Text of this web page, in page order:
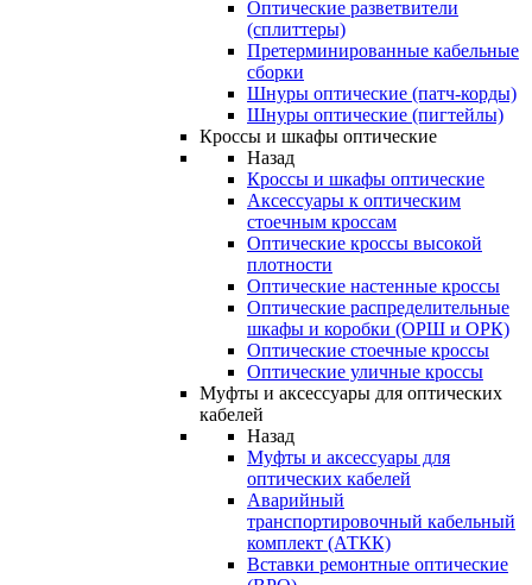
Оптические разветвители
(сплиттеры)
Претерминированные кабельные
сборки
Шнуры оптические (патч-корды)
Шнуры оптические (пигтейлы)
Кроссы и шкафы оптические
Назад
Кроссы и шкафы оптические
Аксессуары к оптическим
стоечным кроссам
Оптические кроссы высокой
плотности
Оптические настенные кроссы
Оптические распределительные
шкафы и коробки (ОРШ и ОРК)
Оптические стоечные кроссы
Оптические уличные кроссы
Муфты и аксессуары для оптических
кабелей
Назад
Муфты и аксессуары для
оптических кабелей
Аварийный
транспортировочный кабельный
комплект (АТКК)
Вставки ремонтные оптические